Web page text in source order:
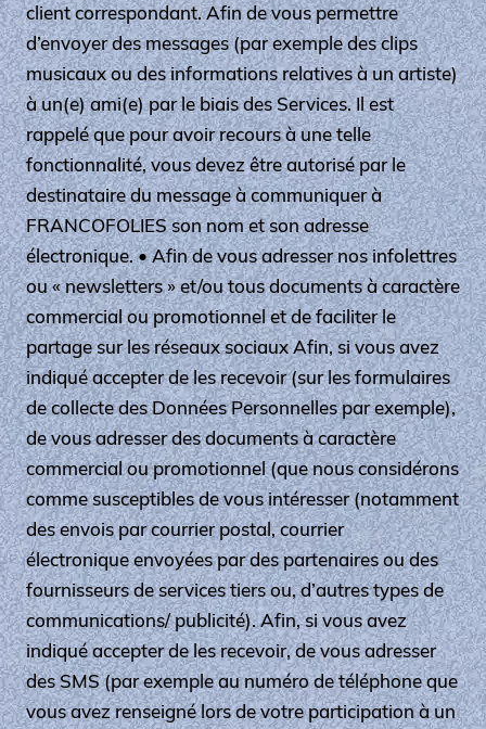
client correspondant. Afin de vous permettre
d’envoyer des messages (par exemple des clips
musicaux ou des informations relatives à un artiste)
à un(e) ami(e) par le biais des Services. Il est
rappelé que pour avoir recours à une telle
fonctionnalité, vous devez être autorisé par le
destinataire du message à communiquer à
FRANCOFOLIES son nom et son adresse
électronique. • Afin de vous adresser nos infolettres
ou « newsletters » et/ou tous documents à caractère
commercial ou promotionnel et de faciliter le
partage sur les réseaux sociaux Afin, si vous avez
indiqué accepter de les recevoir (sur les formulaires
de collecte des Données Personnelles par exemple),
de vous adresser des documents à caractère
commercial ou promotionnel (que nous considérons
comme susceptibles de vous intéresser (notamment
des envois par courrier postal, courrier
électronique envoyées par des partenaires ou des
fournisseurs de services tiers ou, d’autres types de
communications/ publicité). Afin, si vous avez
indiqué accepter de les recevoir, de vous adresser
des SMS (par exemple au numéro de téléphone que
vous avez renseigné lors de votre participation à un